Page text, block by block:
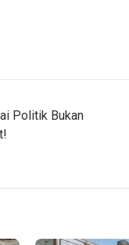
Politik Bukan